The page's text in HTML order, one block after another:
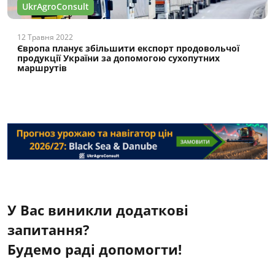
UkrAgroConsult
12 Травня 2022
Європа планує збільшити експорт продовольчої
продукції України за допомогою сухопутних
маршрутів
У Вас виникли додаткові
запитання?
Будемо раді допомогти!